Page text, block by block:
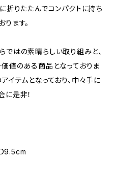
折りたたんでコンパクトに持ち
ます。
はの素晴らしい取り組みと、
値のある商品となっておりま
イテムとなっており、中々手に
に是非！